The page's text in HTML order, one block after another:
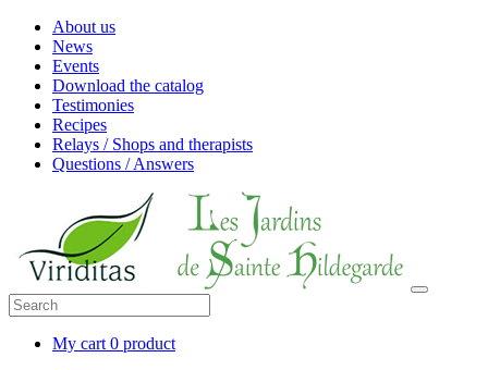
About us
News
Events
Download the catalog
Testimonies
Recipes
Relays / Shops and therapists
Questions / Answers
My cart 0 product